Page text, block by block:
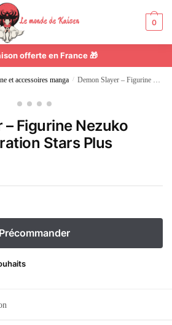
0
offerte en France 🎁
et accessoires manga / Demon Slayer – Figurine Nezuko Kamado – Vibration Stars Plus
– Figurine Nezuko
Stars Plus